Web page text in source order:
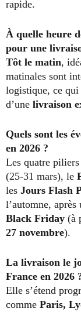
rapide.
À quelle heure
pour une
Tôt le matin,
matinales sont
logistique, ce qui
d’une livraison
Quels sont les
en 2026 ?
Les quatre
(25-31 mars), le
les Jours Flash
l’automne,
Black Friday (à
27 novembre).
La livraison le
France en 2026
Elle s’étend
comme Paris,